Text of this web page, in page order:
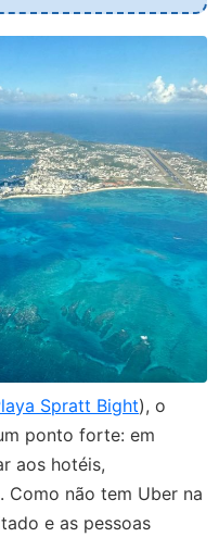
Spratt Bight), o
ponto forte: em
aos hotéis,
Como não tem Uber na
e as pessoas